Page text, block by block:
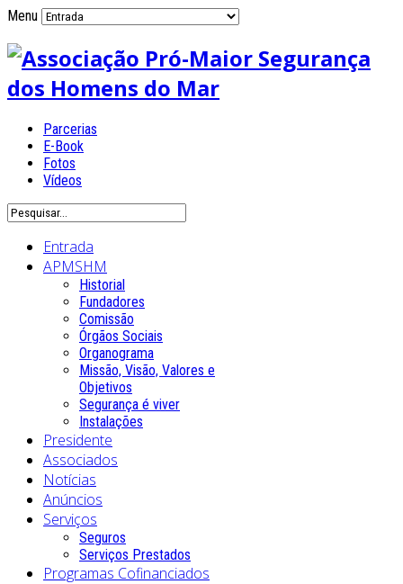
Menu
Parcerias
E-Book
Fotos
Vídeos
Entrada
APMSHM
Historial
Fundadores
Comissão
Órgãos Sociais
Organograma
Missão, Visão, Valores e
Objetivos
Segurança é viver
Instalações
Presidente
Associados
Notícias
Anúncios
Serviços
Seguros
Serviços Prestados
Programas Cofinanciados